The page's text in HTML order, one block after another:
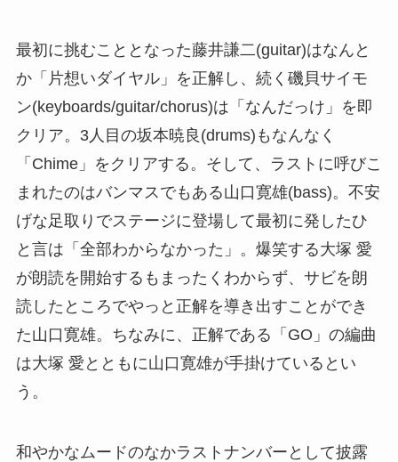
最初に挑むこととなった藤井謙二(guitar)はなんと
か「片想いダイヤル」を正解し、続く磯貝サイモ
ン(keyboards/guitar/chorus)は「なんだっけ」を即
クリア。3人目の坂本暁良(drums)もなんなく
「Chime」をクリアする。そして、ラストに呼びこ
まれたのはバンマスでもある山口寛雄(bass)。不安
げな足取りでステージに登場して最初に発したひ
と言は「全部わからなかった」。爆笑する大塚 愛
が朗読を開始するもまったくわからず、サビを朗
読したところでやっと正解を導き出すことができ
た山口寛雄。ちなみに、正解である「GO」の編曲
は大塚 愛とともに山口寛雄が手掛けているとい
う。
和やかなムードのなかラストナンバーとして披露